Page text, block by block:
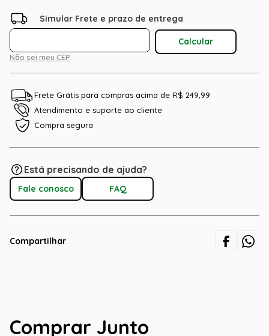
Não sei meu CEP
Frete Grátis para compras acima de R$ 249,99
Atendimento e suporte ao cliente
Compra segura
Está precisando de ajuda?
Fale conosco FAQ
Compartilhar
Comprar Junto